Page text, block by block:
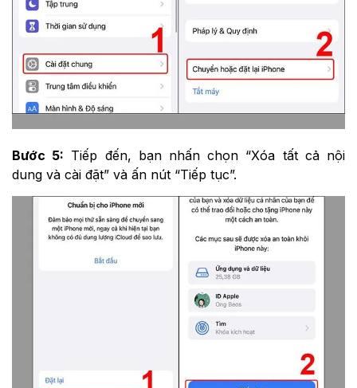
Bước 5: Tiếp đến, bạn nhấn chọn “Xóa tất cả nội
dung và cài đặt” và ấn nút “Tiếp tục”.